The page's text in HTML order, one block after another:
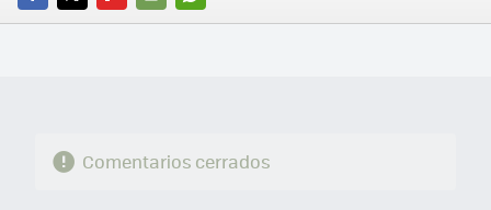
FACEBOOK
TWITTERFLIPBOARD
E-
WHATSAPP
Comentarios cerrados